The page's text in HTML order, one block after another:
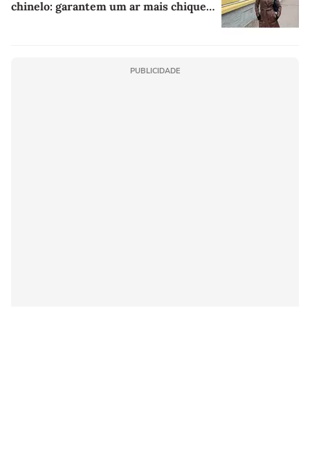
chinelo: garantem um ar mais chique e
PUBLICIDADE